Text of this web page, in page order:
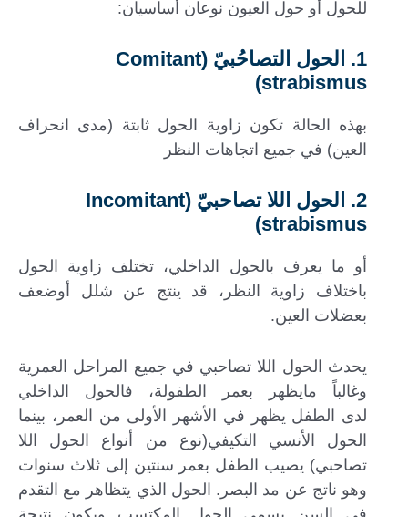
للحول أو حول العيون نوعان أساسيان:
1. الحول التصاحُبيّ (Comitant
strabismus)
بهذه الحالة تكون زاوية الحول ثابتة (مدى انحراف
العين) في جميع اتجاهات النظر
2. الحول اللا تصاحبيّ (Incomitant
strabismus)
أو ما يعرف بالحول الداخلي، تختلف زاوية الحول
باختلاف زاوية النظر، قد ينتج عن شلل أوضعف
بعضلات العين.
يحدث الحول اللا تصاحبي في جميع المراحل العمرية
وغالباً مايظهر بعمر الطفولة، فالحول الداخلي
لدى الطفل يظهر في الأشهر الأولى من العمر، بينما
الحول الأنسي التكيفي(نوع من أنواع الحول اللا
تصاحبي) يصيب الطفل بعمر سنتين إلى ثلاث سنوات
وهو ناتج عن مد البصر. الحول الذي يتظاهر مع التقدم